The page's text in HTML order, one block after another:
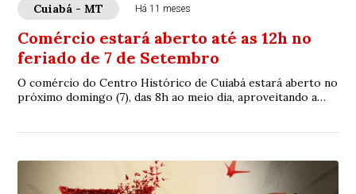
Cuiabá - MT Há 11 meses
Comércio estará aberto até as 12h no
feriado de 7 de Setembro
O comércio do Centro Histórico de Cuiabá estará aberto no
próximo domingo (7), das 8h ao meio dia, aproveitando a